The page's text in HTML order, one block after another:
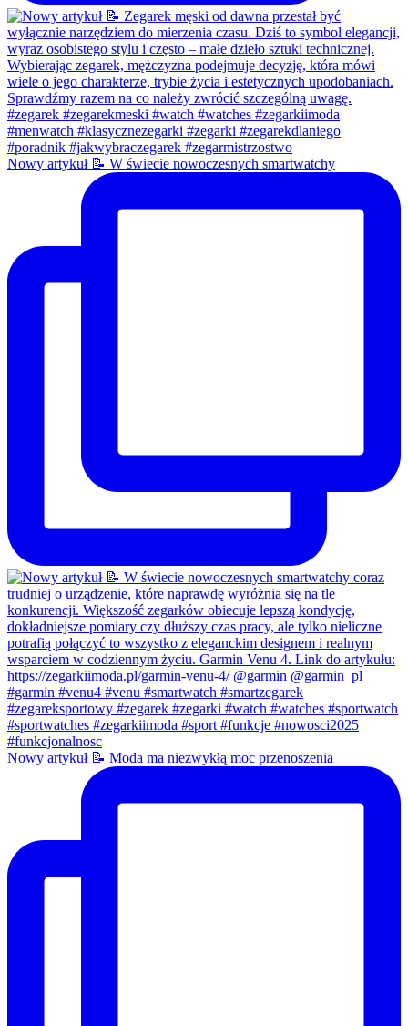
Nowy artykuł 📝 W świecie nowoczesnych smartwatchy
Nowy artykuł 📝 Moda ma niezwykłą moc przenoszenia